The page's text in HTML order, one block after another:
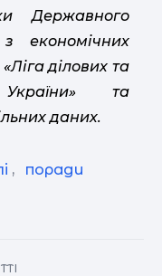
Державного
з економічних
ділових та
та
даних.
,
поради